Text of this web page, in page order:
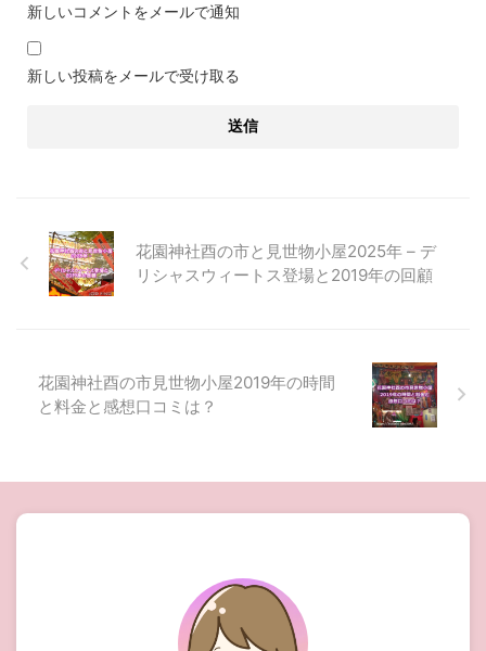
新しいコメントをメールで通知
新しい投稿をメールで受け取る
花園神社酉の市と見世物小屋2025年 – デ
リシャスウィートス登場と2019年の回顧
花園神社酉の市見世物小屋2019年の時間
と料金と感想口コミは？